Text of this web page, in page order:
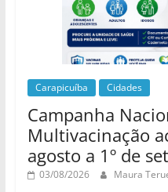
Carapicuíba Cidades
Campanha
Multivacinação
agosto a 1º de
03/08/2026 Maura